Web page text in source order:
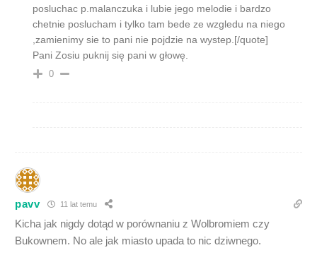
posluchac p.malanczuka i lubie jego melodie i bardzo
chetnie poslucham i tylko tam bede ze wzgledu na niego
,zamienimy sie to pani nie pojdzie na wystep.[/quote]
Pani Zosiu puknij się pani w głowę.
0
pavv 11 lat temu
Kicha jak nigdy dotąd w porównaniu z Wolbromiem czy
Bukownem. No ale jak miasto upada to nic dziwnego.